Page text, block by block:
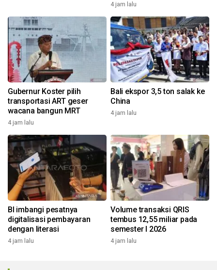
4 jam lalu
Gubernur Koster pilih
transportasi ART geser
wacana bangun MRT
4 jam lalu
Bali ekspor 3,5 ton salak ke
China
4 jam lalu
BI imbangi pesatnya
digitalisasi pembayaran
dengan literasi
4 jam lalu
Volume transaksi QRIS
tembus 12,55 miliar pada
semester I 2026
4 jam lalu